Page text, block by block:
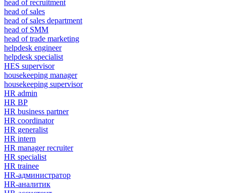
head of recruitment
head of sales
head of sales department
head of SMM
head of trade marketing
helpdesk engineer
helpdesk specialist
HES supervisor
housekeeping manager
housekeeping supervisor
HR admin
HR BP
HR business partner
HR coordinator
HR generalist
HR intern
HR manager recruiter
HR specialist
HR trainee
HR-администратор
HR-аналитик